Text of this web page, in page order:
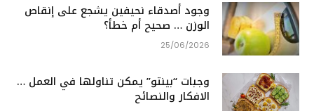
وجود أصدقاء نحيفين يشجع على إنقاص
الوزن … صحيح أم خطأ؟
25/06/2026
وجبات “بينتو” يمكن تناولها في العمل …
الافكار والنصائح